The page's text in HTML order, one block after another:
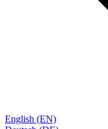
English (EN)